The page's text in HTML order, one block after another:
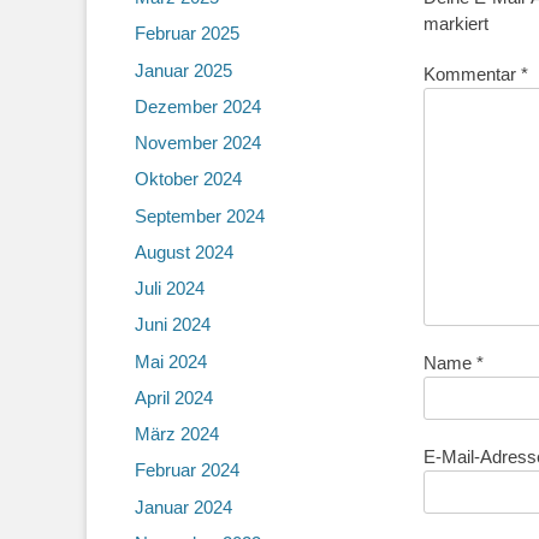
markiert
Kommentar *
Name *
E-Mail-
Februar 2025
Januar 2025
Dezember 2024
November 2024
Oktober 2024
September 2024
August 2024
Juli 2024
Juni 2024
Mai 2024
April 2024
März 2024
Februar 2024
Januar 2024